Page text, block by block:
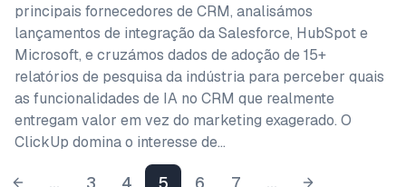
principais fornecedores de CRM, analisámos
lançamentos de integração da Salesforce, HubSpot e
Microsoft, e cruzámos dados de adoção de 15+
relatórios de pesquisa da indústria para perceber quais
as funcionalidades de IA no CRM que realmente
entregam valor em vez do marketing exagerado. O
ClickUp domina o interesse de…
... 3 4 5 6 7 ...